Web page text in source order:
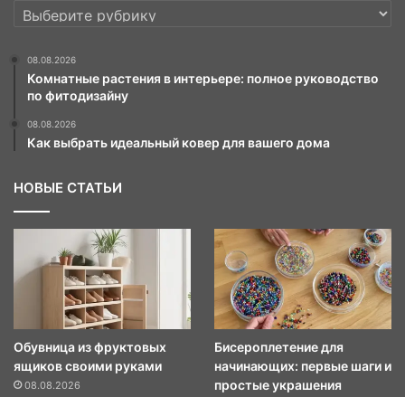
РУБРИКИ
08.08.2026
Комнатные растения в интерьере: полное руководство
по фитодизайну
08.08.2026
Как выбрать идеальный ковер для вашего дома
НОВЫЕ СТАТЬИ
Обувница из фруктовых
ящиков своими руками
08.08.2026
Бисероплетение для
начинающих: первые шаги и
простые украшения